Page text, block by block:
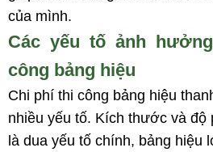
của mình.
Các yếu tố ảnh
công bảng hiệu
Chi phí thi công bảng hiệu
nhiều yếu tố. Kích thước và độ
là dua yếu tố chính, bảng hiệu